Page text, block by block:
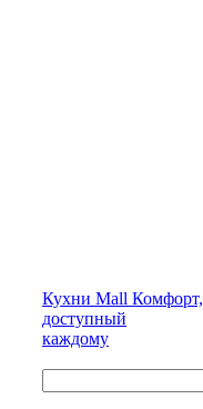
Кухни Mall Комфорт,
доступный
каждому